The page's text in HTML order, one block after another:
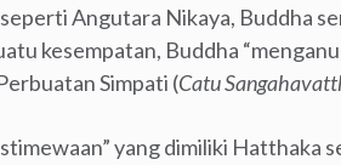
Angutara Nikaya, Buddha
kesempatan, Buddha
Simpati (Catu
yang dimiliki